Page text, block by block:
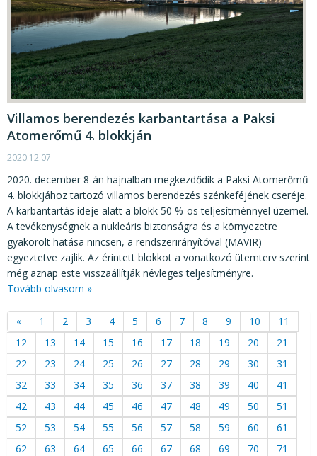
Villamos berendezés karbantartása a Paksi
Atomerőmű 4. blokkján
2020.12.07
2020. december 8-án hajnalban megkezdődik a Paksi Atomerőmű
4. blokkjához tartozó villamos berendezés szénkeféjének cseréje.
A karbantartás ideje alatt a blokk 50 %-os teljesítménnyel üzemel.
A tevékenységnek a nukleáris biztonságra és a környezetre
gyakorolt hatása nincsen, a rendszerirányítóval (MAVIR)
egyeztetve zajlik. Az érintett blokkot a vonatkozó ütemterv szerint
még aznap este visszaállítják névleges teljesítményre.
Tovább olvasom »
« 1 2 3 4 5 6 7 8 9 10
11
12
13 14 15 16 17 18 19 20
21
22
23 24 25 26 27 28 29 30
31
32
33 34 35 36 37 38 39 40
41
42
43 44 45 46 47 48 49 50
51
52
53 54 55 56 57 58 59 60
61
62
63 64 65 66 67 68 69 70
71